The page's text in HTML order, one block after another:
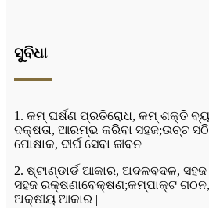
ସୁବିଧା
1. କମ୍ ଘର୍ଷଣ ପ୍ରତିରୋଧ, କମ୍ ଶକ୍ତି
ଦକ୍ଷତା, ଆରମ୍ଭ କରିବା ସହଜ;ଉଚ୍ଚ
ପୋଷାକ, ଦୀର୍ଘ ସେବା ଜୀବନ |
2. ଷ୍ଟାଣ୍ଡାର୍ଡ ଆକାର, ଅଦଳବଦଳ, ସହଜ
ସହଜ ରକ୍ଷଣାବେକ୍ଷଣ;କମ୍ପାକ୍ଟ ଗଠନ,
ଅକ୍ଷୀୟ ଆକାର |